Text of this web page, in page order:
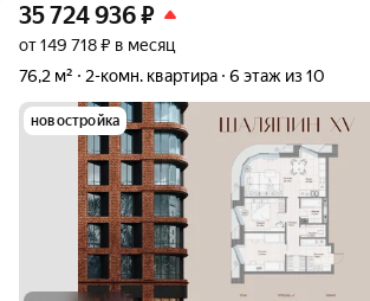
35 724 936₽
от 149 718 ₽ в месяц
76,2 м²
2-комн. квартира 6 этаж из 10
новостройка